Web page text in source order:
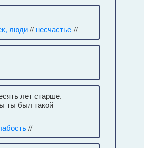
люди// несчастье//
лет старше.
ты был такой
//